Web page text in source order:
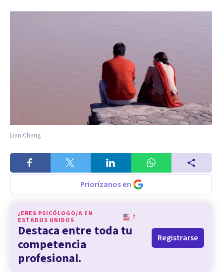
Lian Chang
Priorízanos en
¿ERES PSICÓLOGO/A EN
ESTADOS UNIDOS
?
Destaca entre toda tu
competencia
profesional.
Registrarse